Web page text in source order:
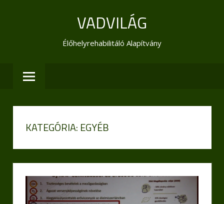
VADVILÁG
Élőhelyrehabilitáló Alapítvány
KATEGÓRIA: EGYÉB